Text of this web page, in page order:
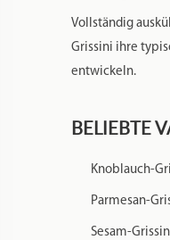
Vollständig
Grissini ihre
entwickeln.
BELIEBTE
Knoblauch-
Parmesan-
Sesam-